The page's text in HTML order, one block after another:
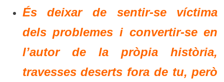
És deixar de sentir-se víctima
dels problemes i convertir-se en
l’autor de la pròpia història,
travesses deserts fora de tu, però